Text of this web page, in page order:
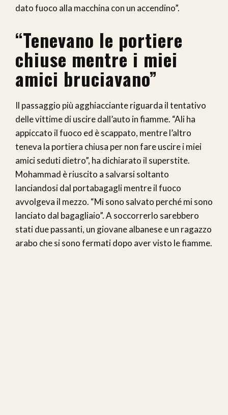
dato fuoco alla macchina con un accendino”.
“Tenevano le portiere
chiuse mentre i miei
amici bruciavano”
Il passaggio più agghiacciante riguarda il tentativo
delle vittime di uscire dall’auto in fiamme. “Ali ha
appiccato il fuoco ed è scappato, mentre l’altro
teneva la portiera chiusa per non fare uscire i miei
amici seduti dietro”, ha dichiarato il superstite.
Mohammad è riuscito a salvarsi soltanto
lanciandosi dal portabagagli mentre il fuoco
avvolgeva il mezzo. “Mi sono salvato perché mi sono
lanciato dal bagagliaio”. A soccorrerlo sarebbero
stati due passanti, un giovane albanese e un ragazzo
arabo che si sono fermati dopo aver visto le fiamme.